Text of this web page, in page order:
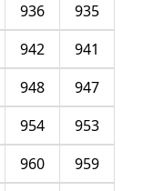
935
936
941
942
947
948
953
954
959
960